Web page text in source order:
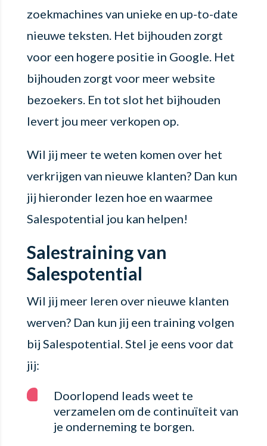
zoekmachines van unieke en up-to-date
nieuwe teksten. Het bijhouden zorgt
voor een hogere positie in Google. Het
bijhouden zorgt voor meer website
bezoekers. En tot slot het bijhouden
levert jou meer verkopen op.
Wil jij meer te weten komen over het
verkrijgen van nieuwe klanten? Dan kun
jij hieronder lezen hoe en waarmee
Salespotential jou kan helpen!
Salestraining van
Salespotential
Wil jij meer leren over nieuwe klanten
werven? Dan kun jij een training volgen
bij Salespotential. Stel je eens voor dat
jij:
Doorlopend leads weet te
verzamelen om de continuïteit van
je onderneming te borgen.